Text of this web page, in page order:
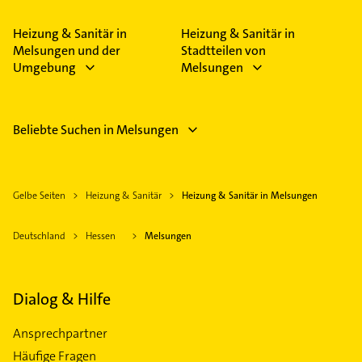
Feiertagen abweichen können.
Heizung & Sanitär in
Melsungen und der
Umgebung
Heizung & Sanitär in
Stadtteilen von
Melsungen
Beliebte Suchen in Melsungen
Gelbe Seiten Heizung & Sanitär Heizung & Sanitär in Melsungen
Deutschland Hessen Melsungen
Dialog & Hilfe
Ansprechpartner
Häufige Fragen